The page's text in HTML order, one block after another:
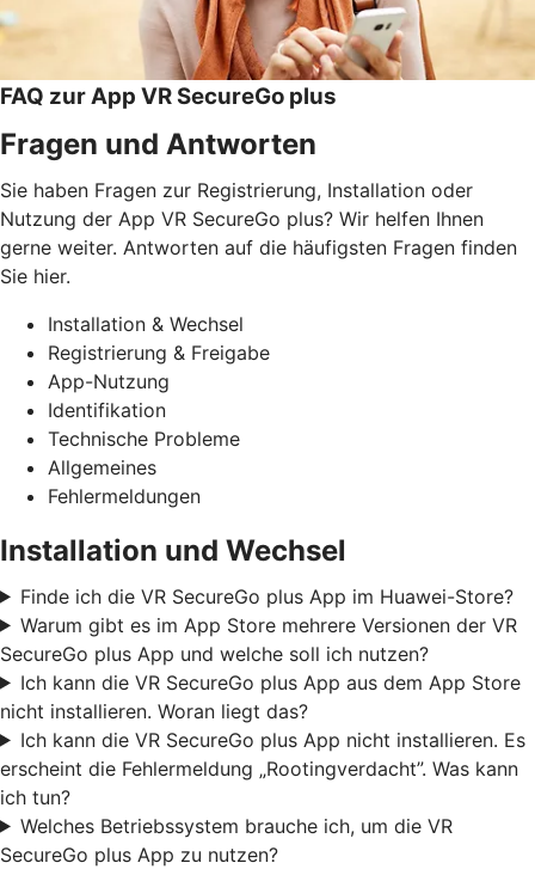
FAQ zur App VR SecureGo plus
Fragen und Antworten
Sie haben Fragen zur Registrierung, Installation oder
Nutzung der App VR SecureGo plus? Wir helfen Ihnen
gerne weiter. Antworten auf die häufigsten Fragen finden
Sie hier.
Installation & Wechsel
Registrierung & Freigabe
App-Nutzung
Identifikation
Technische Probleme
Allgemeines
Fehlermeldungen
Installation und Wechsel
Finde ich die VR SecureGo plus App im Huawei-Store?
Warum gibt es im App Store mehrere Versionen der VR
SecureGo plus App und welche soll ich nutzen?
Ich kann die VR SecureGo plus App aus dem App Store
nicht installieren. Woran liegt das?
Ich kann die VR SecureGo plus App nicht installieren. Es
erscheint die Fehlermeldung „Rootingverdacht”. Was kann
ich tun?
Welches Betriebssystem brauche ich, um die VR
SecureGo plus App zu nutzen?